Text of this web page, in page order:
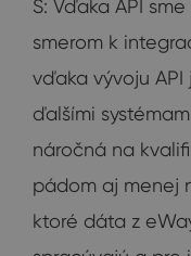
Š: Vďaka API
smerom k
vďaka vývoju
ďalšími
náročná na
pádom aj menej
ktoré dáta z